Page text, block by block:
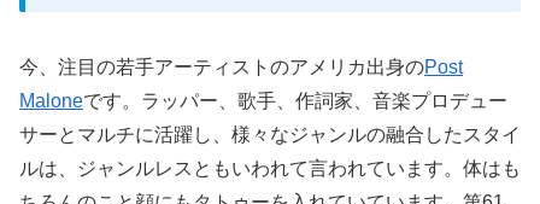
今、注目の若手アーティストのアメリカ出身のPost
Maloneです。ラッパー、歌手、作詞家、音楽プロデュー
サーとマルチに活躍し、様々なジャンルの融合したスタイ
ルは、ジャンルレスともいわれて言われています。体はも